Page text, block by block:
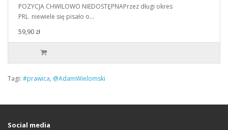
POZYCJA CHWILOWO NIEDOSTĘPNAPrzez długi okres
PRL niewiele się pisało o…
59,90 zł
Tagi: #prawica, @AdamWielomski
Social media